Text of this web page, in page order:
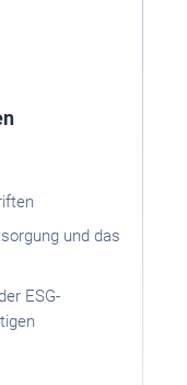
und das
ESG-